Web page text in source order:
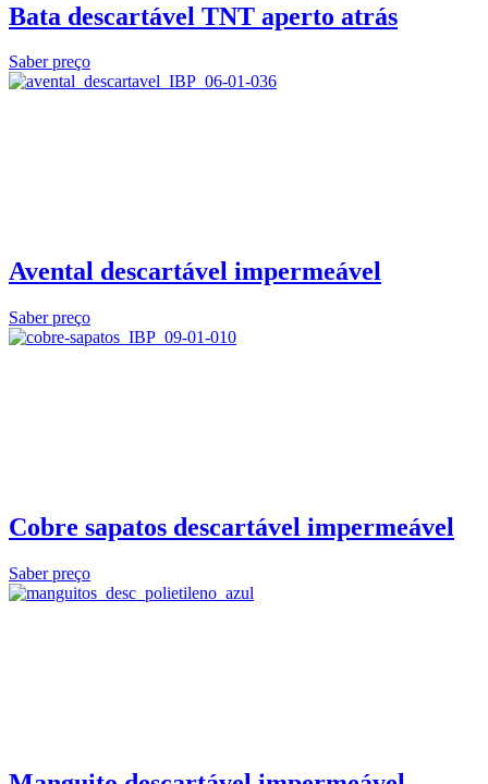
Bata descartável TNT aperto atrás
Saber preço
Avental descartável impermeável
Saber preço
Cobre sapatos descartável impermeável
Saber preço